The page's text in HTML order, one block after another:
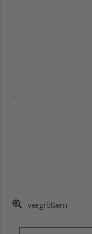
vergrößern